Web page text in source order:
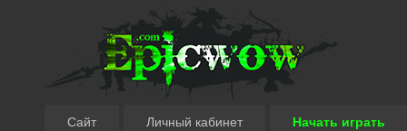
Сайт Личный кабинет Начать играть